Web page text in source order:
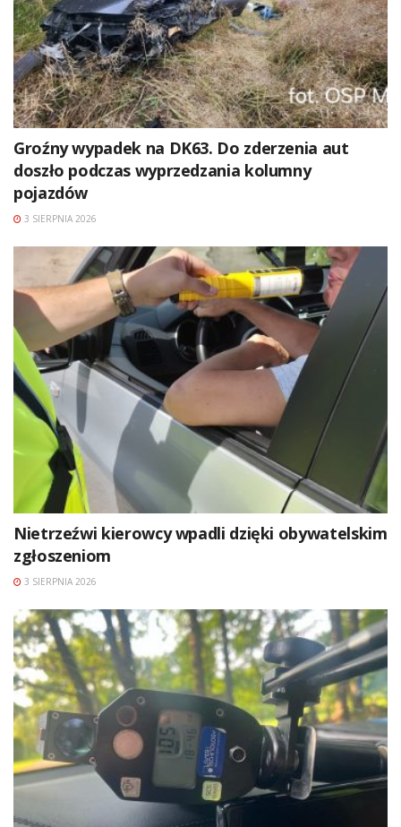
Groźny wypadek na DK63. Do zderzenia aut
doszło podczas wyprzedzania kolumny
pojazdów
3 SIERPNIA 2026
Nietrzeźwi kierowcy wpadli dzięki obywatelskim
zgłoszeniom
3 SIERPNIA 2026